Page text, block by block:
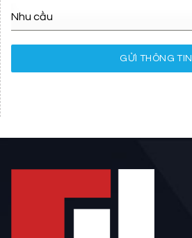
Nhu cầu
GỬI THÔNG TIN